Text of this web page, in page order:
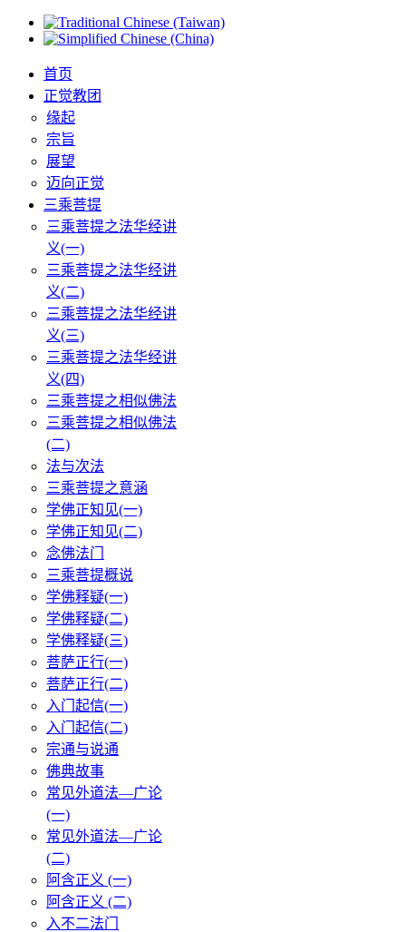
首页
正觉教团
缘起
宗旨
展望
迈向正觉
三乘菩提
三乘菩提之法华经讲
义(一)
三乘菩提之法华经讲
义(二)
三乘菩提之法华经讲
义(三)
三乘菩提之法华经讲
义(四)
三乘菩提之相似佛法
三乘菩提之相似佛法
(二)
法与次法
三乘菩提之意涵
学佛正知见(一)
学佛正知见(二)
念佛法门
三乘菩提概说
学佛释疑(一)
学佛释疑(二)
学佛释疑(三)
菩萨正行(一)
菩萨正行(二)
入门起信(一)
入门起信(二)
宗通与说通
佛典故事
常见外道法—广论
(一)
常见外道法—广论
(二)
阿含正义 (一)
阿含正义 (二)
入不二法门